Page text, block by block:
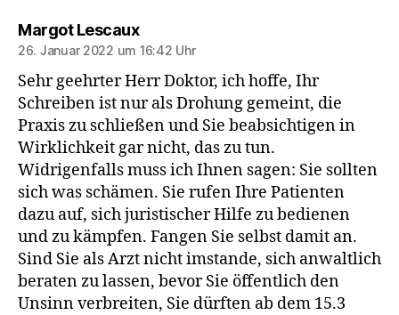
Margot Lescauxsagt:
26. Januar 2022 um 16:42 Uhr
Sehr geehrter Herr Doktor, ich hoffe, Ihr
Schreiben ist nur als Drohung gemeint, die
Praxis zu schließen und Sie beabsichtigen in
Wirklichkeit gar nicht, das zu tun.
Widrigenfalls muss ich Ihnen sagen: Sie sollten
sich was schämen. Sie rufen Ihre Patienten
dazu auf, sich juristischer Hilfe zu bedienen
und zu kämpfen. Fangen Sie selbst damit an.
Sind Sie als Arzt nicht imstande, sich anwaltlich
beraten zu lassen, bevor Sie öffentlich den
Unsinn verbreiten, Sie dürften ab dem 15.3